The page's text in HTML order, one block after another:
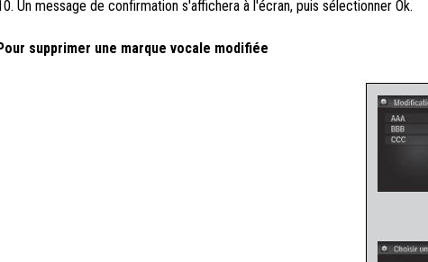
Un message de confirmation s'affichera à l'écran, puis sélectionner Ok.
supprimer une marque vocale modifiée